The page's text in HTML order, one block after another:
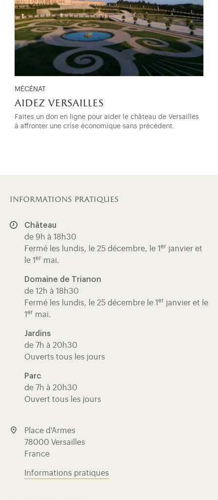
MÉCÉNAT
aidez versailles
Faites un don en ligne pour aider le château de Versailles
à affronter une crise économique sans précédent.
informations pratiques
Château
de 9h à 18h30
Fermé les lundis, le 25 décembre, le 1 er janvier et
le 1 er mai.
Domaine de Trianon
de 12h à 18h30
Fermé les lundis, le 25 décembre le 1 er janvier et le
1 er mai.
Jardins
de 7h à 20h30
Ouverts tous les jours
Parc
de 7h à 20h30
Ouvert tous les jours
Place d'Armes
78000 Versailles
France
Informations pratiques